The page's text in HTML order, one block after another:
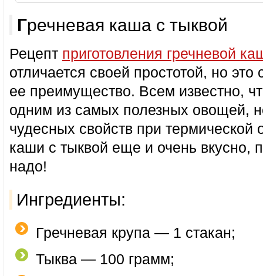
Гречневая каша с тыквой
Рецепт приготовления гречневой
отличается своей простотой, но это
ее преимущество. Всем известно,
одним из самых полезных овощей,
чудесных свойств при термической
каши с тыквой еще и очень вкусно,
надо!
Ингредиенты:
Гречневая крупа — 1 стакан;
Тыква — 100 грамм;